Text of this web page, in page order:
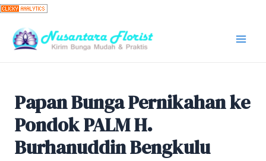
Skip
content
Papan Bunga Pernikahan ke
Pondok PALM H.
Burhanuddin Bengkulu